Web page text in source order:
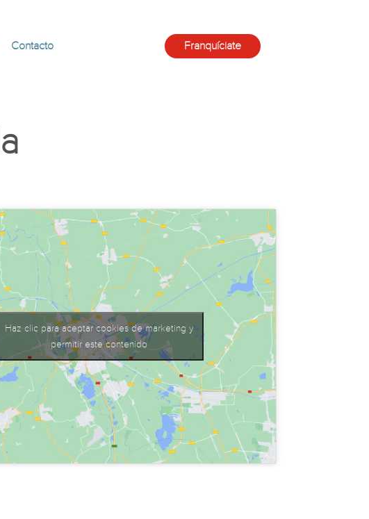
Contacto Franquíciate
Haz clic para aceptar cookies de marketing y
permitir este contenido